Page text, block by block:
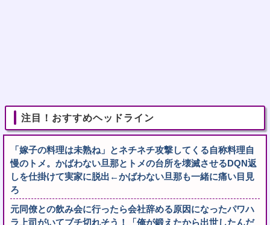
注目！おすすめヘッドライン
「嫁子の料理は未熟ね」とネチネチ攻撃してくる自称料理自
慢のトメ。かばわない旦那とトメの台所を壊滅させるDQN返
しを仕掛けて実家に脱出←かばわない旦那も一緒に痛い目見
ろ
元同僚との飲み会に行ったら会社辞める原因になったパワハ
ラ上司がいてブチ切れそう！「俺が鍛えたから出世したんだ